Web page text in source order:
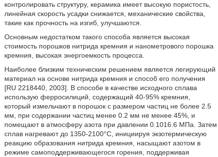
контролировать структуру, керамика имеет высокую пористость,
линейная скорость усадки снижается, механические свойства,
такие как прочность на изгиб, улучшаются.
Основным недостатком такого способа является высокая
стоимость порошков нитрида кремния и нанометрового порошка
кремния, высокая энергоемкость процесса.
Наиболее близким техническим решением является легирующий
материал на основе нитрида кремния и способ его получения
[RU 2218440, 2003]. В способе в качестве исходного сплава
использую ферросилиций, содержащий 40-95% кремния,
который измельчают в порошок с размером частиц не более 2.5
мм, при содержании частиц менее 0.2 мм не менее 45%, и
помещают в атмосферу азота при давлении 0.1016.6 МПа. Затем
сплав нагревают до 1350-2100°С, инициируя экзотермическую
реакцию образования нитрида кремния, насыщают азотом в
режиме самоподдерживающегося горения, поддерживая